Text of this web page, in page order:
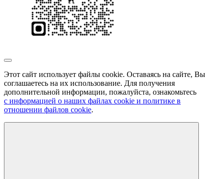
Этот сайт использует файлы cookie. Оставаясь на сайте, Вы
соглашаетесь на их использование. Для получения
дополнительной информации, пожалуйста, ознакомьтесь
с информацией о наших файлах cookie и политике в
отношении файлов cookie.